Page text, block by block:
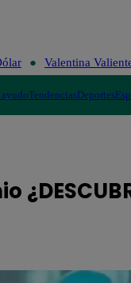
Valentina
ayudoTendenciasDeportes